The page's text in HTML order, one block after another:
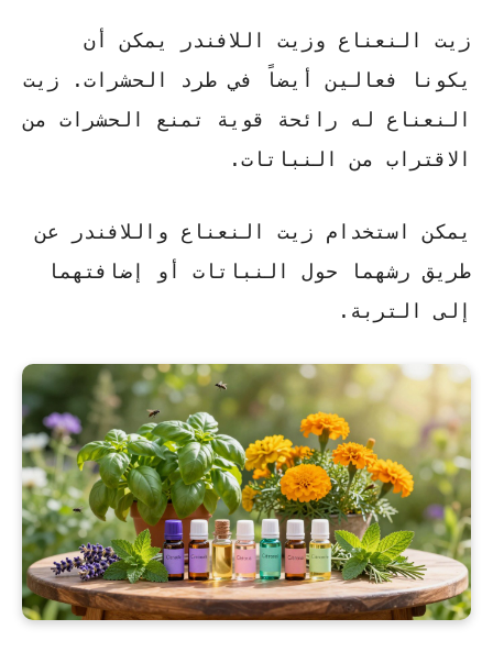
زيت النعناع وزيت اللافندر
يمكن أن
يكونا فعالين أيضاً في طرد الحشرات. زيت
النعناع له رائحة قوية تمنع الحشرات من
الاقتراب من النباتات.
يمكن استخدام زيت النعناع واللافندر عن
طريق رشهما حول النباتات أو إضافتهما
إلى التربة.